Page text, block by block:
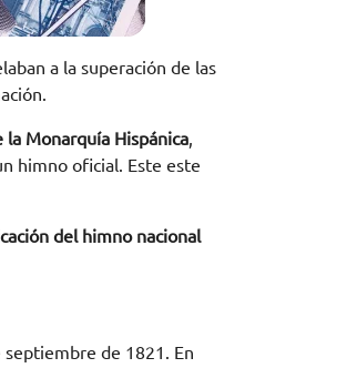
a la superación de las
la Monarquía Hispánica,
himno oficial. Este este
del himno nacional
de 1821. En